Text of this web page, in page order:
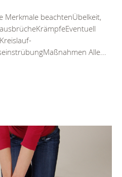
Merkmale beachtenÜbelkeit,
Alle...